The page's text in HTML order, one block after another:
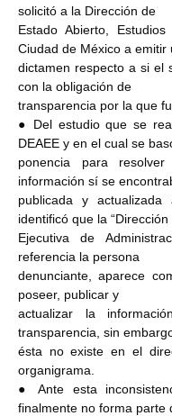
solicitó a la Dirección de
Estado Abierto,
Ciudad de México a emitir
dictamen respecto a si el
con la obligación de
transparencia por la que
● Del estudio que se
DEAEE y en el cual se
ponencia para
información sí se
publicada y
identificó que la “Dirección
Ejecutiva de
referencia la persona
denunciante, aparece
poseer, publicar y
actualizar la
transparencia, sin
ésta no existe en el
organigrama.
● Ante esta
finalmente no forma parte